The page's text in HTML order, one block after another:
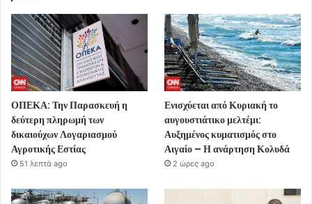
ΟΠΕΚΑ: Την Παρασκευή η
δεύτερη πληρωμή των
δικαιούχων Λογαριασμού
Αγροτικής Εστίας
51 λεπτά ago
Ενισχύεται από Κυριακή το
αυγουστιάτικο μελτέμι:
Αυξημένος κυματισμός στο
Αιγαίο – Η ανάρτηση Κολυδά
2 ώρες ago